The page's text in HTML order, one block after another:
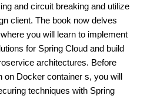
and circuit breaking and utilize
client. The book now delves
you will learn to implement
for Spring Cloud and build
architectures. Before
on Docker container s, you will
techniques with Spring